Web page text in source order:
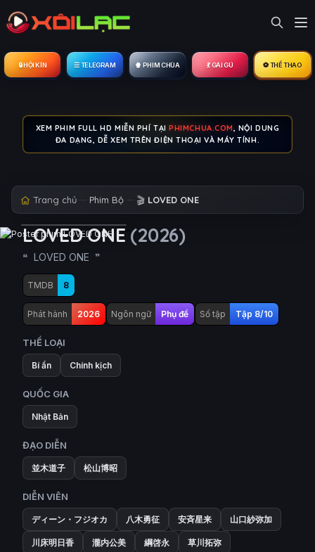
🔒︎ HỘI KÍN ☰ TELEGRAM 🍿 PHIM CHÙA 💃 GÁI GÚ ⚽ THỂ THAO
XEM PHIM FULL HD MIỄN PHÍ TẠIPHIMCHUA.COM, NỘI DUNG
ĐA DẠNG, DỄ XEM TRÊN ĐIỆN THOẠI VÀ MÁY TÍNH.
Trang chủ Phim Bộ 🎬 LOVED ONE
LOVED ONE (2026)
LOVED ONE
TMDB 8
Phát hành 2026 Ngôn ngữ Phụ đề Số tập Tập 8/10
THỂ LOẠI
Bí ẩn Chính kịch
QUỐC GIA
Nhật Bản
ĐẠO DIỄN
並木道子 松山博昭
DIỄN VIÊN
ディーン・フジオカ 八木勇征 安斉星来 山口紗弥加
川床明日香 瀧内公美 綱啓永 草川拓弥